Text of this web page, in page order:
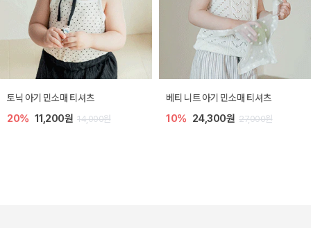
렌디 아기 라운지웨어
10% 18,900원 21,000원
[SIZE ~6Y] 오뎃 라운지웨어
10% 20,700원 23,000원